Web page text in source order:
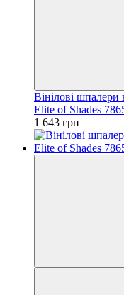
Вінілові шпалери
Elite of Shades
1 643 грн